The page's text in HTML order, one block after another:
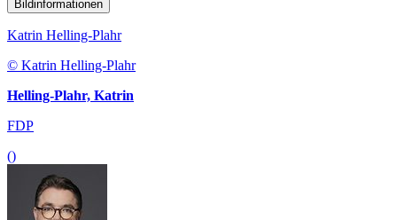
Bildinformationen
Katrin Helling-Plahr
© Katrin Helling-Plahr
Helling-Plahr, Katrin
FDP
()